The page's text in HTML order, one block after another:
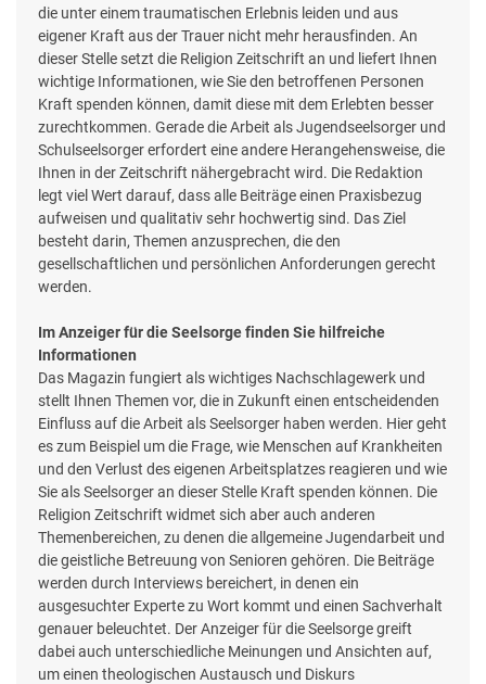
die unter einem traumatischen Erlebnis leiden und aus
eigener Kraft aus der Trauer nicht mehr herausfinden. An
dieser Stelle setzt die Religion Zeitschrift an und liefert Ihnen
wichtige Informationen, wie Sie den betroffenen Personen
Kraft spenden können, damit diese mit dem Erlebten besser
zurechtkommen. Gerade die Arbeit als Jugendseelsorger und
Schulseelsorger erfordert eine andere Herangehensweise, die
Ihnen in der Zeitschrift nähergebracht wird. Die Redaktion
legt viel Wert darauf, dass alle Beiträge einen Praxisbezug
aufweisen und qualitativ sehr hochwertig sind. Das Ziel
besteht darin, Themen anzusprechen, die den
gesellschaftlichen und persönlichen Anforderungen gerecht
werden.
Im Anzeiger für die Seelsorge finden Sie hilfreiche
Informationen
Das Magazin fungiert als wichtiges Nachschlagewerk und
stellt Ihnen Themen vor, die in Zukunft einen entscheidenden
Einfluss auf die Arbeit als Seelsorger haben werden. Hier geht
es zum Beispiel um die Frage, wie Menschen auf Krankheiten
und den Verlust des eigenen Arbeitsplatzes reagieren und wie
Sie als Seelsorger an dieser Stelle Kraft spenden können. Die
Religion Zeitschrift widmet sich aber auch anderen
Themenbereichen, zu denen die allgemeine Jugendarbeit und
die geistliche Betreuung von Senioren gehören. Die Beiträge
werden durch Interviews bereichert, in denen ein
ausgesuchter Experte zu Wort kommt und einen Sachverhalt
genauer beleuchtet. Der Anzeiger für die Seelsorge greift
dabei auch unterschiedliche Meinungen und Ansichten auf,
um einen theologischen Austausch und Diskurs